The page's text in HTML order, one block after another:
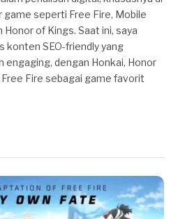
seperti Free Fire, Mobile
Honor of Kings. Saat ini, saya
konten SEO-friendly yang
engaging, dengan Honkai, Honor
Fire sebagai game favorit